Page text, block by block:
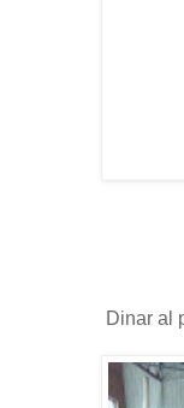
Dinar al